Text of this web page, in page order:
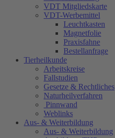
VDT Mitgliedskarte
VDT-Werbemittel
Leuchtkasten
Magnetfolie
Praxisfahne
Bestellanfrage
Tierheilkunde
Arbeitskreise
Fallstudien
Gesetze & Rechtliches
Naturheilverfahren
Pinnwand
Weblinks
Aus- & Weiterbildung
Aus- & Weiterbildung